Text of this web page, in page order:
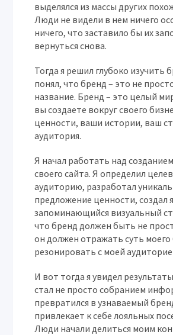
выделялся из массы других
Люди не видели в нем ничего
ничего, что заставило бы их
вернуться снова.
Тогда я решил глубоко изучить
понял, что бренд – это не
название. Бренд – это целый
вы создаете вокруг своего
ценности, ваши истории, ваш
аудитория.
Я начал работать над
своего сайта. Я определил
аудиторию, разработал
предложение ценности, создал
запоминающийся визуальный
что бренд должен быть не
он должен отражать суть моего
резонировать с моей
И вот тогда я увидел
стал не просто собранием
превратился в узнаваемый
привлекает к себе лояльных
Люди начали делиться моим